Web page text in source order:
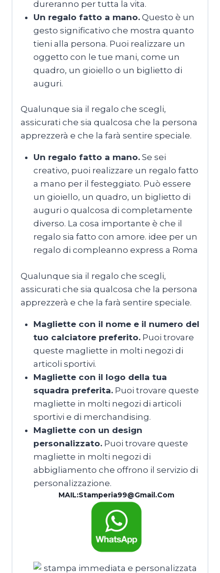
dureranno per tutta la vita.
Un regalo fatto a mano.Questo è un
gesto significativo che mostra quanto
tieni alla persona. Puoi realizzare un
oggetto con le tue mani, come un
quadro, un gioiello o un biglietto di
auguri.
Qualunque sia il regalo che scegli,
assicurati che sia qualcosa che la persona
apprezzerà e che la farà sentire speciale.
Un regalo fatto a mano.Se sei
creativo, puoi realizzare un regalo fatto
a mano per il festeggiato. Può essere
un gioiello, un quadro, un biglietto di
auguri o qualcosa di completamente
diverso. La cosa importante è che il
regalo sia fatto con amore. idee per un
regalo di compleanno express a Roma
Qualunque sia il regalo che scegli,
assicurati che sia qualcosa che la persona
apprezzerà e che la farà sentire speciale.
Magliette con il nome e il numero del
tuo calciatore preferito.Puoi trovare
queste magliette in molti negozi di
articoli sportivi.
Magliette con il logo della tua
squadra preferita.Puoi trovare queste
magliette in molti negozi di articoli
sportivi e di merchandising.
Magliette con un design
personalizzato.Puoi trovare queste
magliette in molti negozi di
abbigliamento che offrono il servizio di
personalizzazione.
MAIL:Stamperia99@gmail.com